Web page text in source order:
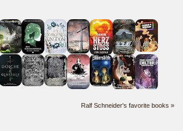
Ralf Schneider's favorite books »